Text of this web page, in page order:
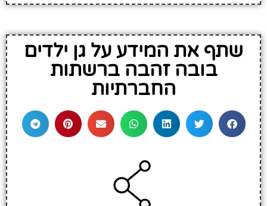
שתף את המידע על גן ילדים
בובה זהבה ברשתות
החברתיות